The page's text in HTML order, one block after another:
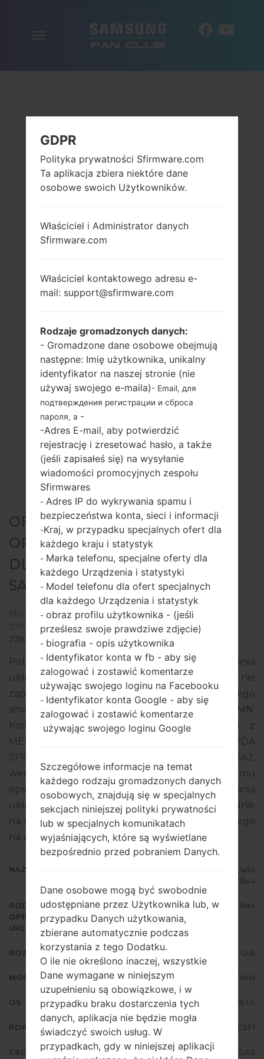
OFICJALNE
OPROGRAMOWANIE #97804
DLA: SM-J710MN -
SAMSUNGGALAXY J7 2016
Strona startowa →Galaxy J7 2016 → SamsungSM-
J710MN →SM-
J710MN_1_20190810075927_1a5s077bi4.zip
Pobierz najnowszą aktualizację oprogramowania
układowego dla Samsung Galaxy J7 2016, ale nie
zapomnij sprawdzić, czy numer modelu Twojego
smartfona odpowiada wskazanemu SM-J710MN.
Kod oprogramowania układowego to MXO z
MEXICO. Produkt jest dostarczany z wersją PDA
J710MNVJS4CSF1, wersja CSC J710MNUUB4CSA2,
wersja MODEM J710MNUBS4CSG2. Wersja systemu
operacyjnego danego oprogramowania
układowego to Android Oreo 8.1.0. Pełny poradnik
na temat flashowania oprogramowania układowego
na urządzeniach Samsung tutaj
NAZWA PLIKU
SM-J710MN_1_20190810075927_1a5s
077bi4
RODZAJ
OPROGRAMOWANIA
UKŁADOWEGO
4 files
ROZMIAR PLIKU 1.66 GiB
MODEL Samsung SM-J710MN
OS Android Oreo 8.1.0
PDA/AP WERSJA J710MNVJS4CSF1
CSC WERSJA J710MNUUB4CSA2
GDPR
Polityka prywatności Sfirmware.com
Ta aplikacja zbiera niektóre dane
osobowe swoich Użytkowników.
Właściciel i Administrator danych
Sfirmware.com
Właściciel kontaktowego adresu e-
mail: support@sfirmware.com
Rodzaje gromadzonych danych:
- Gromadzone dane osobowe obejmują
następne: Imię użytkownika, unikalny
identyfikator na naszej stronie (nie
używaj swojego e-maila)- Email, для
подтверждения регистрации и сброса
пароля, а -
-Adres E-mail, aby potwierdzić
rejestrację i zresetować hasło, a także
(jeśli zapisałeś się) na wysyłanie
wiadomości promocyjnych zespołu
Sfirmwares
- Adres IP do wykrywania spamu i
bezpieczeństwa konta, sieci i informacji
-Kraj, w przypadku specjalnych ofert dla
każdego kraju i statystyk
- Marka telefonu, specjalne oferty dla
każdego Urządzenia i statystyki
- Model telefonu dla ofert specjalnych
dla każdego Urządzenia i statystyk
- obraz profilu użytkownika - (jeśli
prześlesz swoje prawdziwe zdjęcie)
- biografia - opis użytkownika
- Identyfikator konta w fb - aby się
zalogować i zostawić komentarze
używając swojego loginu na Facebooku
- Identyfikator konta Google - aby się
zalogować i zostawić komentarze
używając swojego loginu Google
Szczegółowe informacje na temat
każdego rodzaju gromadzonych danych
osobowych, znajdują się w specjalnych
sekcjach niniejszej polityki prywatności
lub w specjalnych komunikatach
wyjaśniających, które są wyświetlane
bezpośrednio przed pobraniem Danych.
Dane osobowe mogą być swobodnie
udostępniane przez Użytkownika lub, w
przypadku Danych użytkowania,
zbierane automatycznie podczas
korzystania z tego Dodatku.
O ile nie określono inaczej, wszystkie
Dane wymagane w niniejszym
uzupełnieniu są obowiązkowe, i w
przypadku braku dostarczenia tych
danych, aplikacja nie będzie mogła
świadczyć swoich usług. W
przypadkach, gdy w niniejszej aplikacji